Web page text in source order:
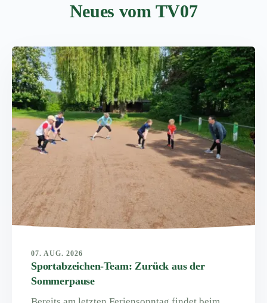
Neues vom TV07
07. AUG. 2026
Sportabzeichen-Team: Zurück aus der
Sommerpause